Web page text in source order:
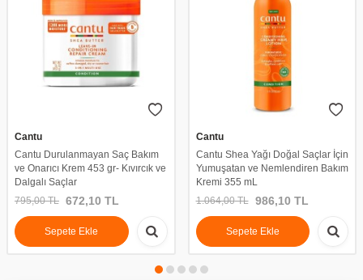
Cantu
Cantu Durulanmayan Saç Bakım
ve Onarıcı Krem 453 gr- Kıvırcık ve
Dalgalı Saçlar
795,00TL 672,10 TL
Sepete Ekle
Cantu
Cantu Shea Yağı Doğal Saçlar İçin
Yumuşatan ve Nemlendiren Bakım
Kremi 355 mL
1.064,00TL 986,10 TL
Sepete Ekle